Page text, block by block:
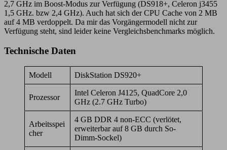
2,7 GHz im Boost-Modus zur Verfügung (DS918+, Celeron j3455
1,5 GHz. bzw 2,4 GHz). Auch hat sich der CPU Cache von 2 MB
auf 4 MB verdoppelt. Da mir das Vorgängermodell nicht zur
Verfügung steht, sind leider keine Vergleichsbenchmarks möglich.
Technische Daten
Modell DiskStation DS920+
Prozessor
Intel Celeron J4125, QuadCore 2,0
GHz (2.7 GHz Turbo)
Arbeitsspei
cher
4 GB DDR 4 non-ECC (verlötet,
erweiterbar auf 8 GB durch So-
Dimm-Sockel)